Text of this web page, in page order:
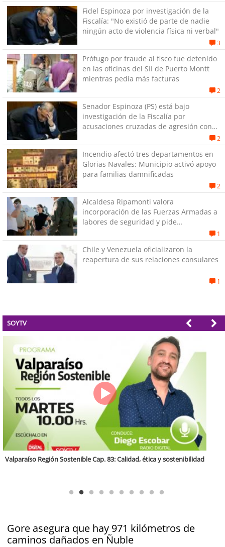
Fidel Espinoza por investigación de la
Fiscalía: "No existió de parte de nadie
ningún acto de violencia física ni verbal"
3
Prófugo por fraude al fisco fue detenido
en las oficinas del SII de Puerto Montt
mientras pedía más facturas
2
Senador Espinoza (PS) está bajo
investigación de la Fiscalía por
acusaciones cruzadas de agresión con
2
Incendio afectó tres departamentos en
Glorias Navales: Municipio activó apoyo
para familias damnificadas
2
Alcaldesa Ripamonti valora
incorporación de las Fuerzas Armadas a
labores de seguridad y pide
1
Chile y Venezuela oficializaron la
reapertura de sus relaciones consulares
1
SOYTV
Gore asegura que hay 971 kilómetros de
caminos dañados en Ñuble